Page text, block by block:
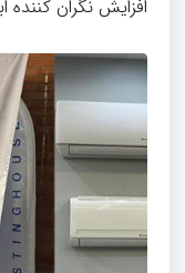
افزایش نگران کننده